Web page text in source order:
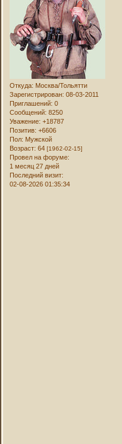
Откуда: Москва/Тольятти
Зарегистрирован: 08-03-2011
Приглашений: 0
Сообщений: 8250
Уважение: +18787
Позитив: +6606
Пол: Мужской
Возраст: 64[1962-02-15]
Провел на форуме:
1 месяц 27 дней
Последний визит:
02-08-2026 01:35:34